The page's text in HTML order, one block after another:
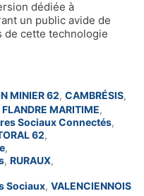
dédiée à
un public avide de
de cette technologie
MINIER 62, CAMBRÉSIS,
FLANDRE MARITIME,
Sociaux Connectés,
62,
,
, RURAUX,
Sociaux, VALENCIENNOIS